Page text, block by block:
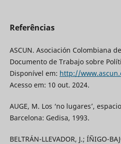
Referências
ASCUN. Asociación Colombiana
Documento de Trabajo sobre
Disponível em: http://
Acesso em: 10 out. 2024.
AUGE, M. Los ‘no lugares’,
Barcelona: Gedisa, 1993.
BELTRÁN-LLEVADOR, J.; ÍÑIGO-